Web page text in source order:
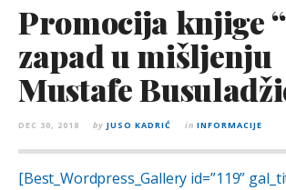
Promocija knjige
zapad u mišljenju
Mustafe
DEC 30, 2018 by JUSO KADRIĆ in INFORMACIJE
[Best_Wordpress_Gallery id=”119”